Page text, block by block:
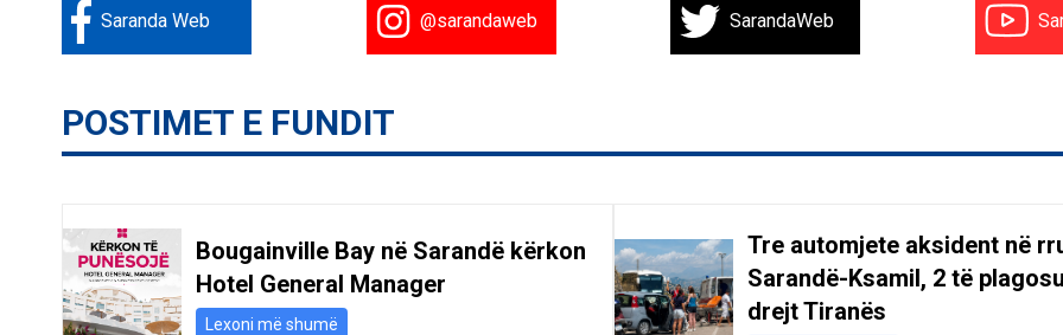
Saranda Web @sarandaweb SarandaWeb
POSTIMET E FUNDIT
Bougainville Bay në Sarandë kërkon
Hotel General Manager
Lexoni më shumë
Tre automjete aksident në
Sarandë-Ksamil, 2 të
drejt Tiranës